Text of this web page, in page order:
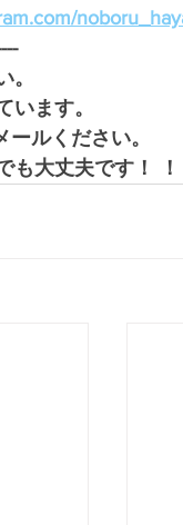
。
います。
ルください。
も大丈夫です！ ！